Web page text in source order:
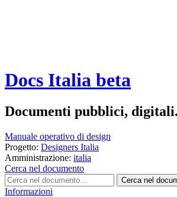
Docs Italia beta
Documenti pubblici, digitali.
Manuale operativo di design
Progetto: Designers Italia
Amministrazione: italia
Cerca nel documento
Cerca nel
Informazioni